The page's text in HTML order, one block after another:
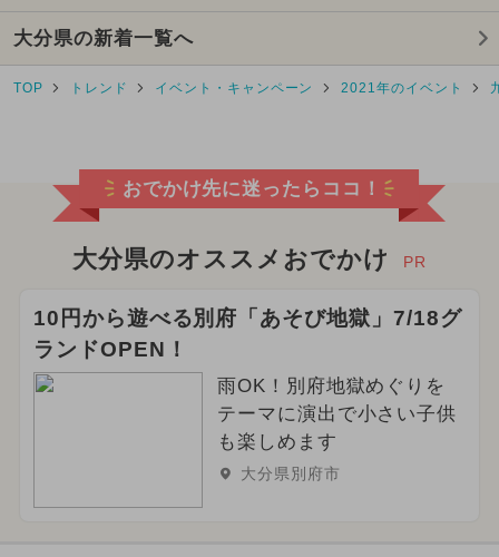
2025年5月のイベント
2025年4月のイベント
2024年8月のイベント
2025年6月のイベント
2026年7月のイベント
2026年8月のイベント
ハロウィン
2024年3月のイベント
大分県の新着一覧へ
TOP トレンド イベント・キャンペーン 2021年のイベント
おでかけ先に迷ったらココ！
大分県のオススメおでかけ PR
10円から遊べる別府「あそび地獄」7/18グ
ランドOPEN！
雨OK！別府地獄めぐりを
テーマに演出で小さい子供
も楽しめます
大分県別府市